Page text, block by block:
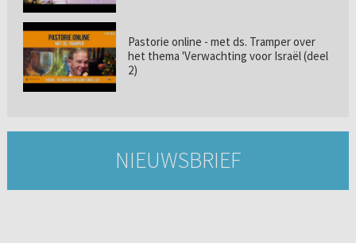
Pastorie online - met ds. Tramper over
het thema 'Verwachting voor Israël (deel
2)
NIEUWSBRIEF